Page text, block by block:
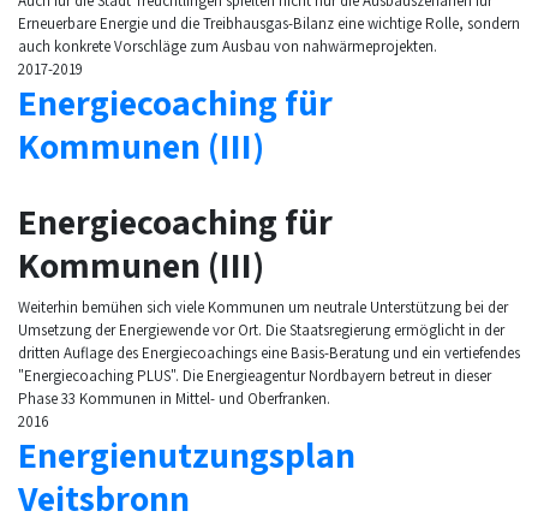
Erneuerbare Energie und die Treibhausgas-Bilanz eine wichtige Rolle, sondern
auch konkrete Vorschläge zum Ausbau von nahwärmeprojekten.
2017-2019
Energiecoaching für
Kommunen (III)
Energiecoaching für
Kommunen (III)
Weiterhin bemühen sich viele Kommunen um neutrale Unterstützung bei der
Umsetzung der Energiewende vor Ort. Die Staatsregierung ermöglicht in der
dritten Auflage des Energiecoachings eine Basis-Beratung und ein vertiefendes
"Energiecoaching PLUS". Die Energieagentur Nordbayern betreut in dieser
Phase 33 Kommunen in Mittel- und Oberfranken.
2016
Energienutzungsplan
Veitsbronn